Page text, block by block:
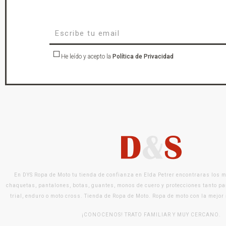
He leído y acepto la Política de Privacidad
En DYS Ropa de Moto tu tienda de confianza en Elda Petrer encontraras los
chaquetas, pantalones, botas, guantes, monos de cuero y protecciones tanto
trial, enduro o moto cross. Tienda de Ropa de Moto. Ropa de moto con la
¡CONOCENOS! TRATO FAMILIAR Y MUY CERCANO.